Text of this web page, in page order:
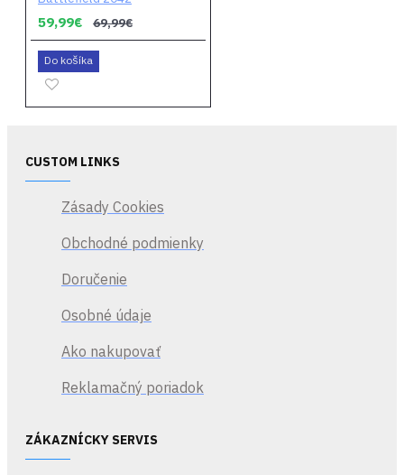
59,99€ 69,99€
Do košíka
CUSTOM LINKS
Zásady Cookies
Obchodné podmienky
Doručenie
Osobné údaje
Ako nakupovať
Reklamačný poriadok
ZÁKAZNÍCKY SERVIS